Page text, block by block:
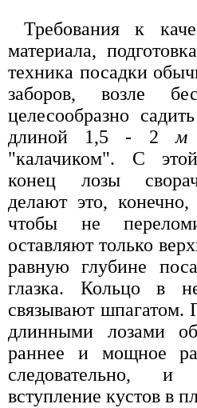
Требования к
материала,
техника посадки
заборов, возле
целесообразно
длиной 1,5 - 2м
"калачиком". С
конец лозы
делают это,
чтобы не
оставляют только
равную глубине
глазка. Кольцо в
связывают шпагатом.
длинными лозами
раннее и мощное
следовательно,
вступление кустов в